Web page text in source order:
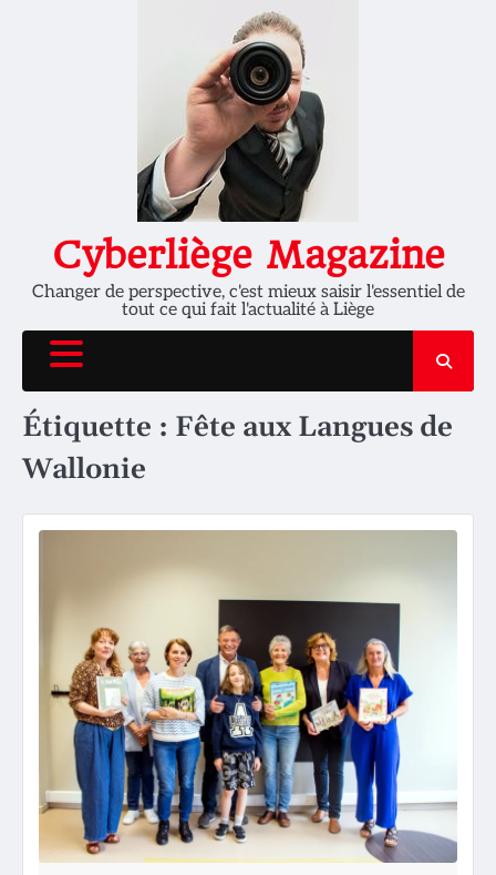
Cyberliège Magazine
Changer de perspective, c'est mieux saisir l'essentiel de
tout ce qui fait l'actualité à Liège
Étiquette : Fête aux Langues de
Wallonie